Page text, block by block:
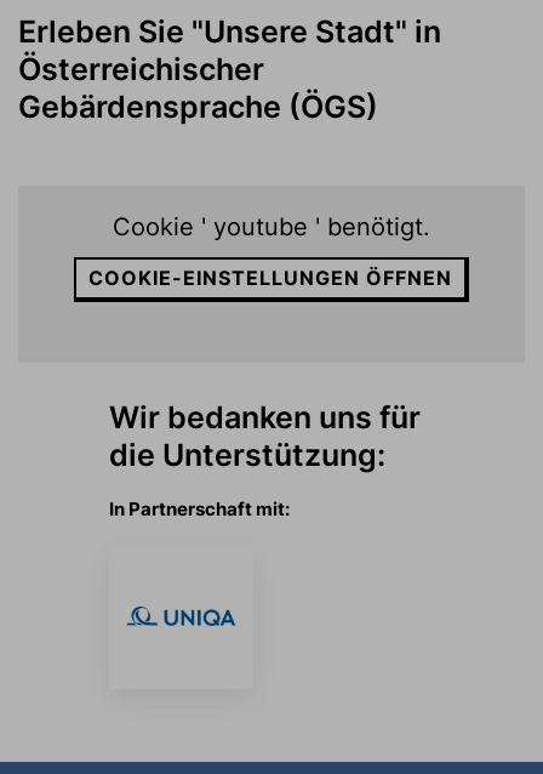
Erleben Sie "Unsere Stadt" in
Österreichischer
Gebärdensprache (ÖGS)
Cookie ' youtube ' benötigt.
COOKIE-EINSTELLUNGEN ÖFFNEN
Wir bedanken uns für
die Unterstützung:
In Partnerschaft mit: